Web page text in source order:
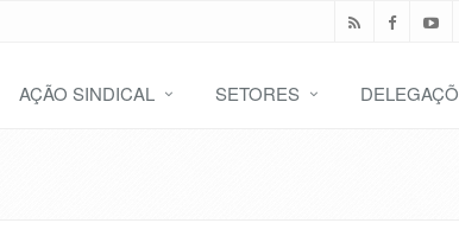
AÇÃO SINDICAL SETORES